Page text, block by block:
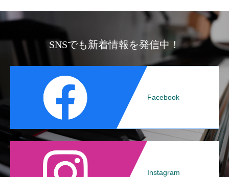
SNSでも新着情報を発信中！
Facebook
Instagram